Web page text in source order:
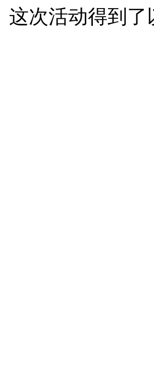
这次活动得到